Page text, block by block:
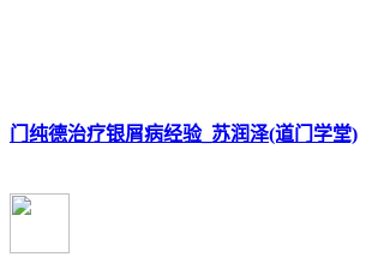
门纯德治疗银屑病经验_苏润泽(道门学堂)